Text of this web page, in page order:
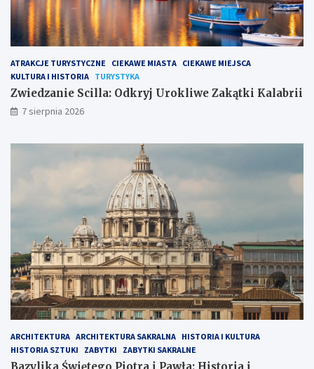
ATRAKCJE TURYSTYCZNE CIEKAWE MIASTA CIEKAWE MIEJSCA
KULTURA I HISTORIA TURYSTYKA
Zwiedzanie Scilla: Odkryj Urokliwe Zakątki Kalabrii
7 sierpnia 2026
ARCHITEKTURA ARCHITEKTURA SAKRALNA HISTORIA I KULTURA
HISTORIA SZTUKI
ZABYTKI ZABYTKI SAKRALNE